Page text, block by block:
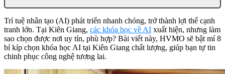
Trí tuệ nhân tạo (AI) phát triển nhanh chóng, trở thành lợi thế cạnh
tranh lớn. Tại Kiên Giang, các khóa học về AI xuất hiện, nhưng làm
sao chọn được nơi uy tín, phù hợp? Bài viết này, HVMO sẽ bật mí 8
bí kíp chọn khóa học AI tại Kiên Giang chất lượng, giúp bạn tự tin
chinh phục công nghệ tương lai.